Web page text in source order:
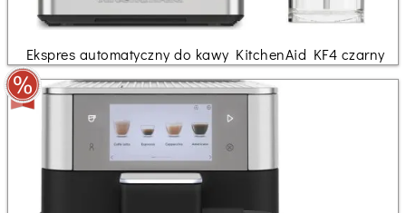
Ekspres automatyczny do kawy KitchenAid KF4 czarny